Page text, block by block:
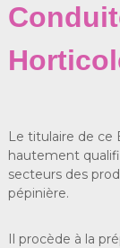
Le titulaire de ce
hautement
secteurs des
pépinière.
Il procède à la